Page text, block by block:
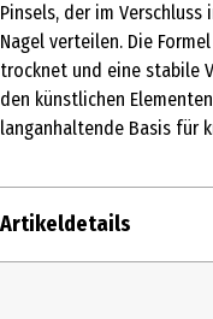
Pinsels, der im
Nagel verteilen. Die
trocknet und eine stabile
den künstlichen
langanhaltende Basis für
Artikeldetails